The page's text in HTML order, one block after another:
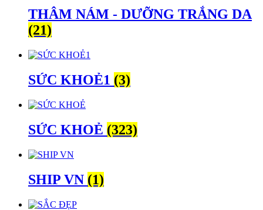
THÂM NÁM - DƯỠNG TRẮNG DA
(21)
SỨC KHOẺ1 (3)
SỨC KHOẺ (323)
SHIP VN (1)